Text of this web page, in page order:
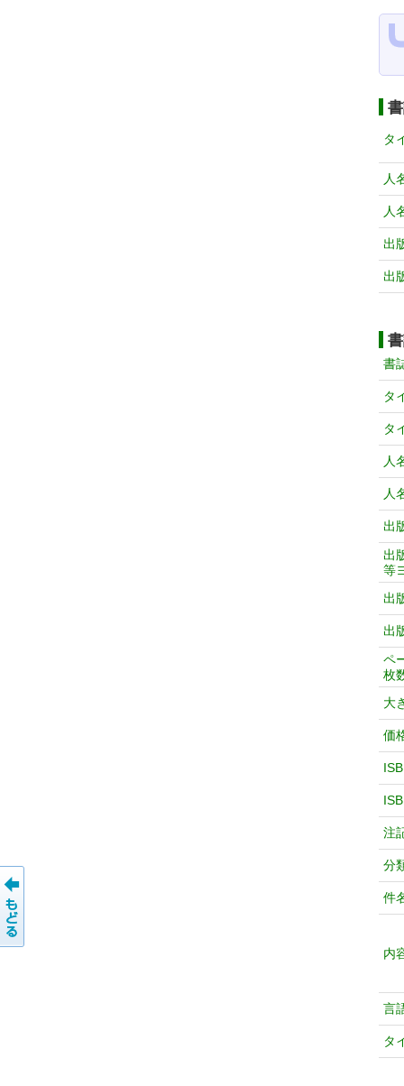
タ
人
人
出
出
書
タ
タ
人
人
出
出
等
出
出
ペ
枚
大
価
注
分
件
内
言
タ